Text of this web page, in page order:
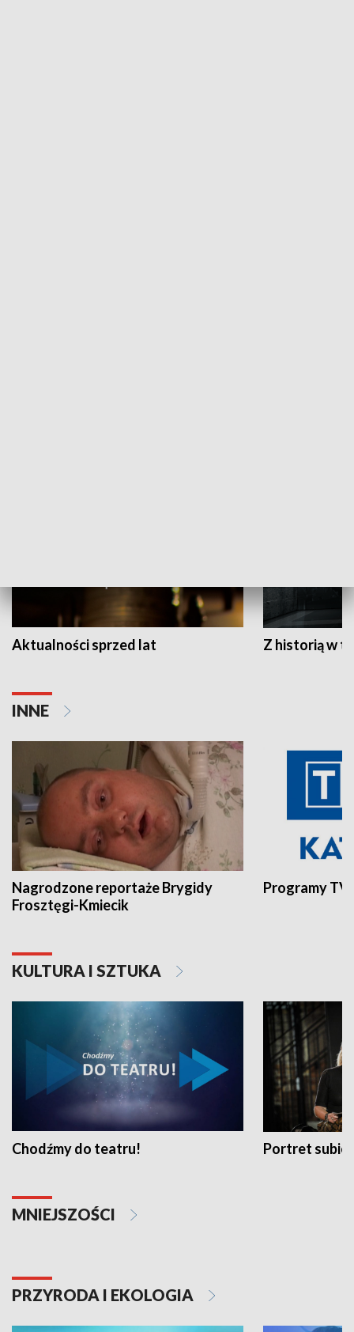
Aktualności sprzed lat Z historią w
INNE
Nagrodzone reportaże Brygidy
Frosztęgi-Kmiecik
Programy
KULTURA I SZTUKA
Chodźmy do teatru! Portret
MNIEJSZOŚCI
PRZYRODA I EKOLOGIA